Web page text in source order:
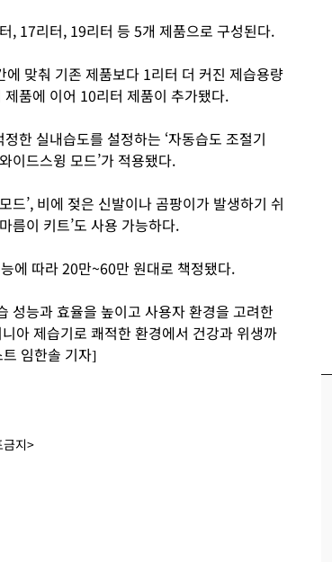
, 17리터, 19리터 등 5개 제품으로 구성된다.
맞춰 기존 제품보다 1리터 더 커진 제습용량
품에 이어 10리터 제품이 추가됐다.
한 실내습도를 설정하는 ‘자동습도 조절기
이드스윙 모드’가 적용됐다.
드’, 비에 젖은 신발이나 곰팡이가 발생하기 쉬
름이 키트’도 사용 가능하다.
에 따라 20만~60만 원대로 책정됐다.
성능과 효율을 높이고 사용자 환경을 고려한
아 제습기로 쾌적한 환경에서 건강과 위생까
임한솔 기자]
금지>